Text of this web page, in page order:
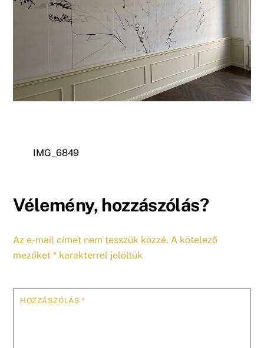
IMG_6849
Vélemény, hozzászólás?
Az e-mail címet nem tesszük közzé. A kötelező
mezőket* karakterrel jelöltük
HOZZÁSZÓLÁS *